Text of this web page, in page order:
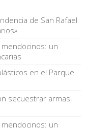
de San Rafael
un
en el Parque
secuestrar armas,
un